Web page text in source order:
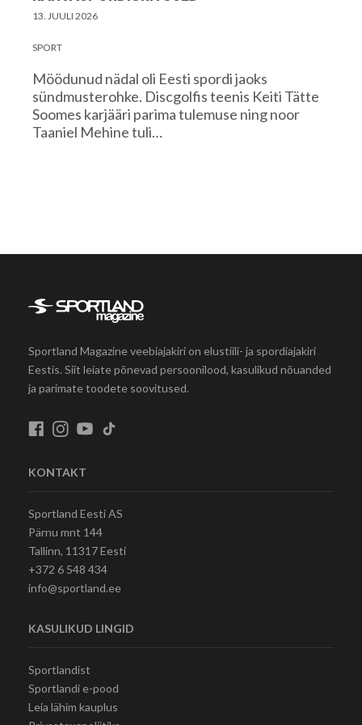
13. JUULI 2026
SPORT
Möödunud nädal oli Eesti spordi jaoks
sündmusterohke. Discgolfis teenis Keiti Tätte
Soomes karjääri parima tulemuse ning noor
Taaniel Mehine tuli…
Sportland Magazine veebiajakiri on elustiili- ja spordiajakiri
Eestis. Siit leiate põnevad persoonilood, kasulikud nõuanded
ja parimate toodete soovitused.
KONTAKT
Sportland Eesti AS
Pärnu mnt 144
Tallinn, 11317 Eesti
+372 6 548 434
info@sportland.ee
KASULIKUD LINGID
Sportlandist
Sportlandi e-pood
Leia lähim kauplus